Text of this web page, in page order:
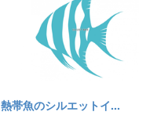
熱帯魚のシルエットイ...